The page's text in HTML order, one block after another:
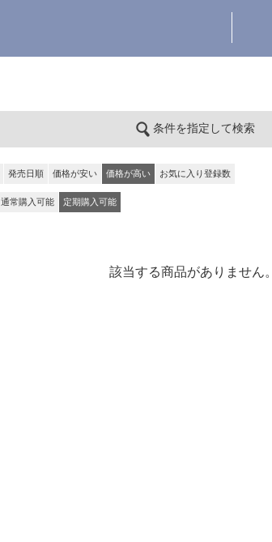
条件を指定して検索
発売日順 価格が安い 価格が高い お気に入り登録数
通常購入可能 定期購入可能
該当する商品がありません。